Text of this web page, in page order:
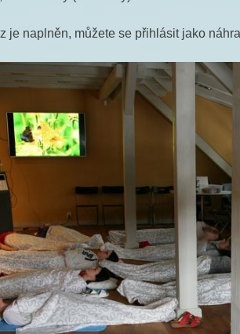
je naplněn, můžete se přihlásit jako